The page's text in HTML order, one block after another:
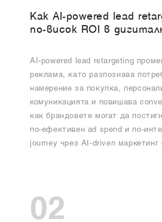
Как AI-powered lead
по-висок ROI в
AI-powered lead retargeting
реклама, като разпознава
намерение за покупка,
комуникацията и повишава
как брандовете могат да
по-ефективен ad spend и по-
journey чрез AI-driven маркетинг
02